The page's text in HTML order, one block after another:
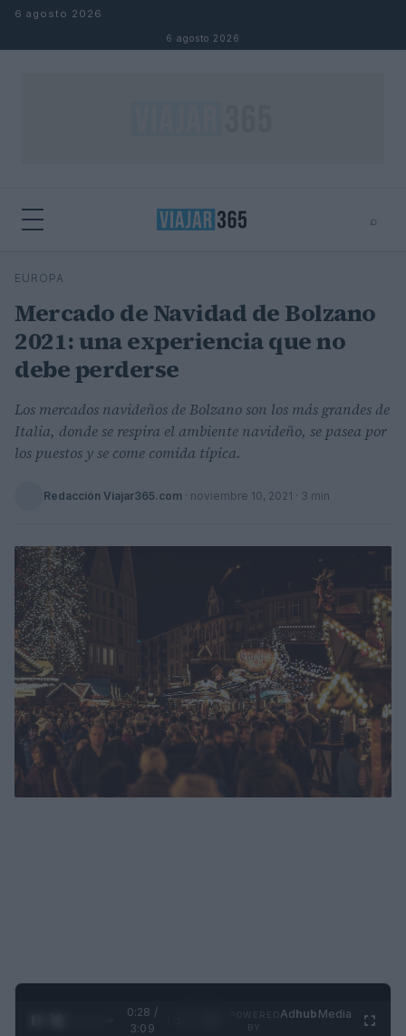
Saltar al contenido
6 agosto 2026
6 agosto 2026
⌕
Buscar
EUROPA
Mercado de Navidad de Bolzano
2021: una experiencia que no
debe perderse
Los mercados navideños de Bolzano son los más grandes de
Italia, donde se respira el ambiente navideño, se pasea por
los puestos y se come comida típica.
Redacción Viajar365.com · noviembre 10, 2021 · 3 min
0:29 /
3:09
Adhub Media